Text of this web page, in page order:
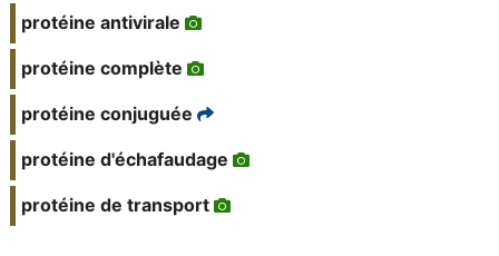
protéine antivirale
protéine complète
protéine conjuguée
protéine d'échafaudage
protéine de transport